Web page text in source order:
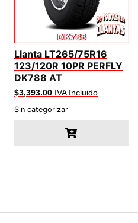
Llanta LT265/75R16
123/120R 10PR PERFLY
DK788 AT
$3,393.00 IVA Incluido
Sin categorizar